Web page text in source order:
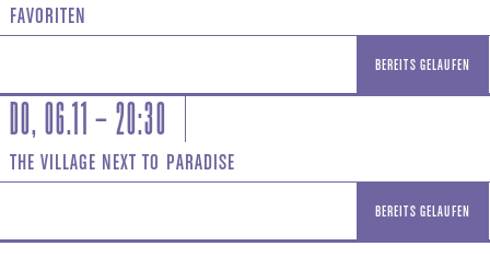
FAVORITEN
BEREITS GELAUFEN
DO, 06.11 – 20:30
THE VILLAGE NEXT TO PARADISE
BEREITS GELAUFEN